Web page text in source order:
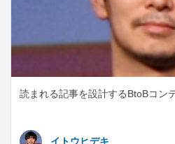
読まれる記事を設計するBtoBコン
イトウヒデキ